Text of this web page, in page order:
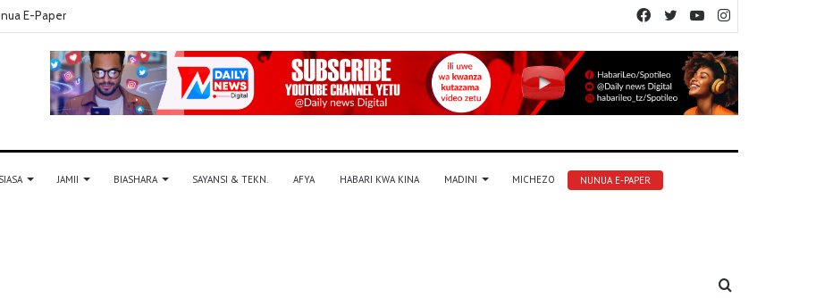
E-Paper YouTube
Twitter
Facebook
SIASA JAMII BIASHARA SAYANSI & TEKN. AFYA HABARI KWA KINA MADINI MICHEZO NUNUA E-PAPER
Tafuta